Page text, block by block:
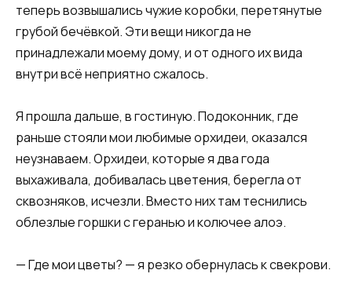
теперь возвышались чужие коробки, перетянутые
грубой бечёвкой. Эти вещи никогда не
принадлежали моему дому, и от одного их вида
внутри всё неприятно сжалось.
Я прошла дальше, в гостиную. Подоконник, где
раньше стояли мои любимые орхидеи, оказался
неузнаваем. Орхидеи, которые я два года
выхаживала, добивалась цветения, берегла от
сквозняков, исчезли. Вместо них там теснились
облезлые горшки с геранью и колючее алоэ.
— Где мои цветы? — я резко обернулась к свекрови.